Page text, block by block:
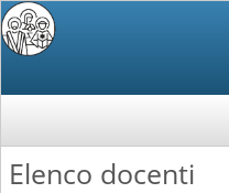
Elenco docenti